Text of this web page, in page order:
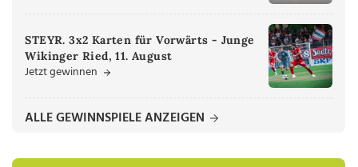
STEYR. 3x2 Karten für Vorwärts - Junge
Wikinger Ried, 11. August
Jetzt gewinnen
ALLE GEWINNSPIELE ANZEIGEN